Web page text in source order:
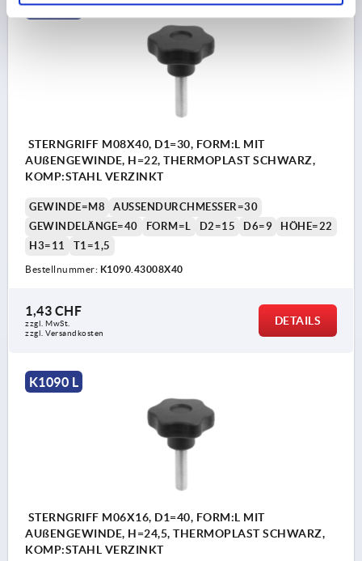
K1090 L
STERNGRIFF M08X40, D1=30, FORM:L MIT
AUßENGEWINDE, H=22, THERMOPLAST SCHWARZ,
KOMP:STAHL VERZINKT
GEWINDE=M8
AUSSENDURCHMESSER=30
GEWINDELÄNGE=40
FORM=L D2=15 D6=9
HÖHE=22
H3=11
T1=1,5
Bestellnummer: K1090.43008X40
1,43 CHF
zzgl. MwSt.
zzgl. Versandkosten
DETAILS
K1090 L
STERNGRIFF M06X16, D1=40, FORM:L MIT
AUßENGEWINDE, H=24,5, THERMOPLAST SCHWARZ,
KOMP:STAHL VERZINKT